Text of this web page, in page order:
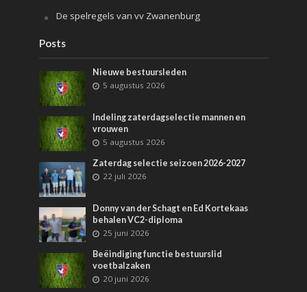
De spelregels van vv Zwanenburg
Posts
Nieuwe bestuursleden
5 augustus 2026
Indeling zaterdagselectie mannen en
vrouwen
5 augustus 2026
Zaterdag selectie seizoen 2026-2027
22 juli 2026
Donny van der Schagt en Ed Kortekaas
behalen VC2-diploma
25 juni 2026
Beëindiging functie bestuurslid
voetbalzaken
20 juni 2026